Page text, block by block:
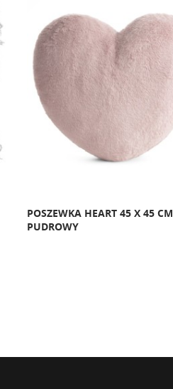
POSZEWKA HEART 45 X 45 CM
PUDROWY